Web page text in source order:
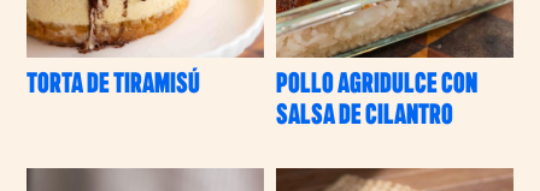
Limpiar
TORTA DE TIRAMISÚ
POLLO AGRIDULCE CON
SALSA DE CILANTRO